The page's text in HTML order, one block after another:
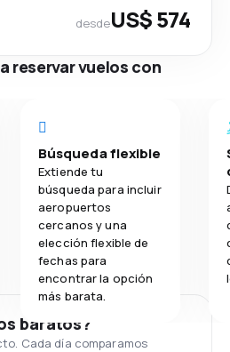
desdeUS$ 574
reservar vuelos con
Búsqueda flexible
Extiende tu
búsqueda para incluir
aeropuertos
cercanos y una
elección flexible de
fechas para
encontrar la opción
más barata.
baratos?
Cada día comparamos